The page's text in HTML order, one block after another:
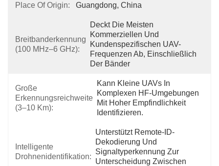
Place Of Origin: Guangdong, China
Breitbanderkennung
(100 MHz–6 GHz):
Deckt Die Meisten
Kommerziellen Und
Kundenspezifischen UAV-
Frequenzen Ab, Einschließlich
Der Bänder
Große
Erkennungsreichweite
(3–10 Km):
Kann Kleine UAVs In
Komplexen HF-Umgebungen
Mit Hoher Empfindlichkeit
Identifizieren.
Intelligente
Drohnenidentifikation:
Unterstützt Remote-ID-
Dekodierung Und
Signaltyperkennung Zur
Unterscheidung Zwischen